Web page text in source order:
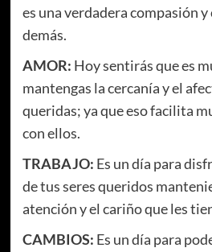
es una verdadera compasión
demás.
AMOR: Hoy sentirás que es
mantengas la cercanía y el
queridas; ya que eso facilita
con ellos.
TRABAJO: Es un día para
de tus seres queridos
atención y el cariño que les
CAMBIOS: Es un día para